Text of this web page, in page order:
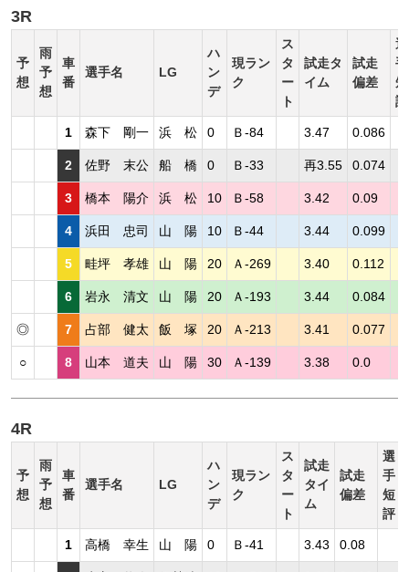
3R
予
想
雨
予
想
車
番
選手名 LG
ハ
ン
デ
現ラン
ク
ス
タ
ー
ト
試走タ
イム
試走
偏差
選
手
短
評
1 森下 剛一 浜 松 0 Ｂ-84 3.47 0.086
2 佐野 末公 船 橋 0 Ｂ-33 再3.55 0.074
3 橋本 陽介 浜 松 10 Ｂ-58 3.42 0.09
4 浜田 忠司 山 陽 10 Ｂ-44 3.44 0.099
5 畦坪 孝雄 山 陽 20 Ａ-269 3.40 0.112
6 岩永 清文 山 陽 20 Ａ-193 3.44 0.084
◎ 7 占部 健太 飯 塚 20 Ａ-213 3.41 0.077
○ 8 山本 道夫 山 陽 30 Ａ-139 3.38 0.0
4R
予
想
雨
予
想
車
番
選手名 LG
ハ
ン
デ
現ラン
ク
ス
タ
ー
ト
試走
タイ
ム
試走
偏差
選
手
短
評
1 高橋 幸生 山 陽 0 Ｂ-41 3.43 0.08